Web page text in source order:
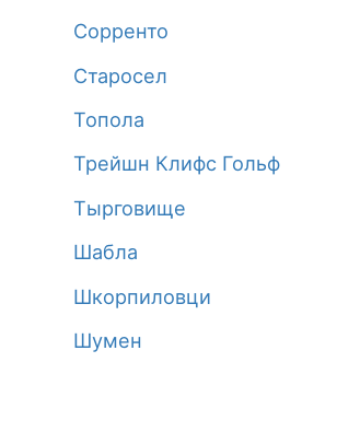
Сорренто
Старосел
Топола
Трейшн Клифс Гольф
Тырговище
Шабла
Шкорпиловци
Шумен